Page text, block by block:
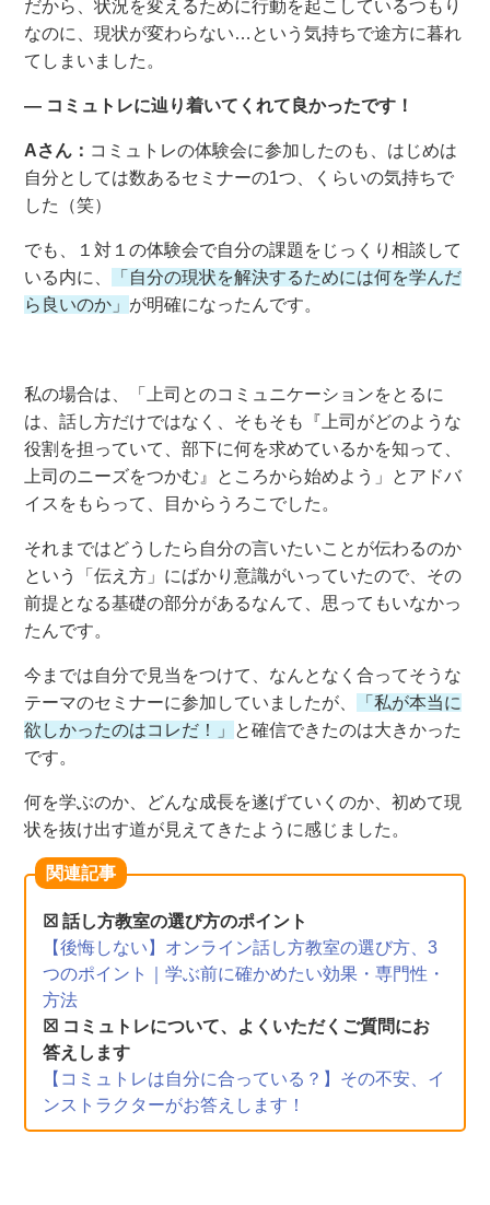
だから、状況を変えるために行動を起こしているつもり
なのに、現状が変わらない…という気持ちで途方に暮れ
てしまいました。
― コミュトレに辿り着いてくれて良かったです！
Aさん： コミュトレの体験会に参加したのも、はじめは
自分としては数あるセミナーの1つ、くらいの気持ちで
した（笑）
でも、１対１の体験会で自分の課題をじっくり相談して
いる内に、
「自分の現状を解決するためには何を学んだ
ら良いのか」 が明確になったんです。
私の場合は、「上司とのコミュニケーションをとるに
は、話し方だけではなく、そもそも『上司がどのような
役割を担っていて、部下に何を求めているかを知って、
上司のニーズをつかむ』ところから始めよう」とアドバ
イスをもらって、目からうろこでした。
それまではどうしたら自分の言いたいことが伝わるのか
という「伝え方」にばかり意識がいっていたので、その
前提となる基礎の部分があるなんて、思ってもいなかっ
たんです。
今までは自分で見当をつけて、なんとなく合ってそうな
テーマのセミナーに参加していましたが、
「私が本当に
欲しかったのはコレだ！」 と確信できたのは大きかった
です。
何を学ぶのか、どんな成長を遂げていくのか、初めて現
状を抜け出す道が見えてきたように感じました。
関連記事
☒ 話し方教室の選び方のポイント
【後悔しない】オンライン話し方教室の選び方、3
つのポイント｜学ぶ前に確かめたい効果・専門性・
方法
☒ コミュトレについて、よくいただくご質問にお
答えします
【コミュトレは自分に合っている？】その不安、イ
ンストラクターがお答えします！